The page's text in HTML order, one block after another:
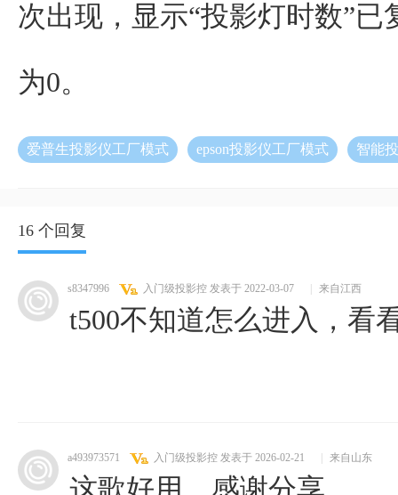
次出现，显示“投影灯时数”已
为0。
爱普生投影仪工厂模式 epson投影仪工厂模式 智能
16 个回复
s8347996 入门级投影控 发表于 2022-03-07 来自江西
t500不知道怎么进入，看
a493973571 入门级投影控 发表于 2026-02-21 来自山东